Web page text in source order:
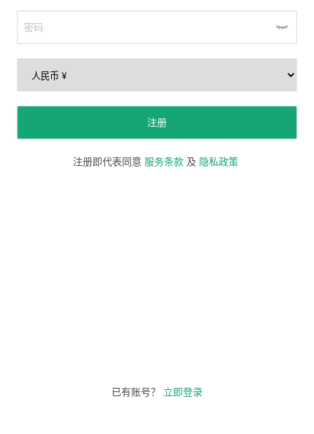
注册
注册即代表同意 服务条款 及 隐私政策
已有账号？ 立即登录